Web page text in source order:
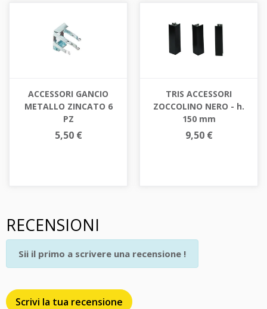
ACCESSORI GANCIO
METALLO ZINCATO 6
PZ
5,50 €
TRIS ACCESSORI
ZOCCOLINO NERO - h.
150 mm
9,50 €
RECENSIONI
Scrivi la tua recensione
Sii il primo a scrivere una recensione !